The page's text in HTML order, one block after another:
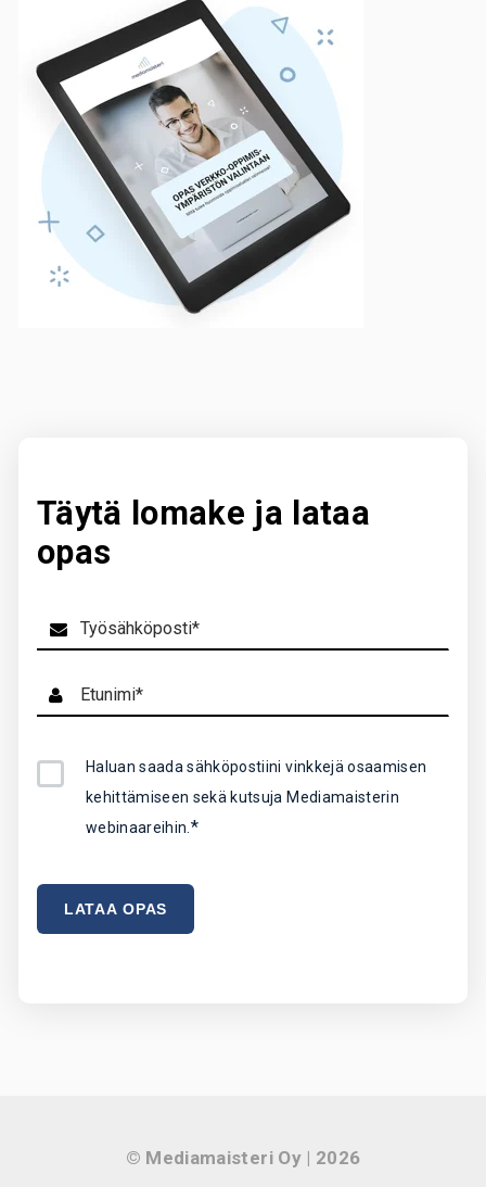
Täytä lomake ja lataa
opas
Haluan saada sähköpostiini vinkkejä osaamisen
kehittämiseen sekä kutsuja Mediamaisterin
webinaareihin. *
© Mediamaisteri Oy | 2026